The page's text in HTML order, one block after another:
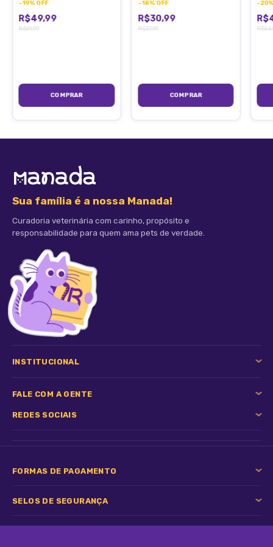
-19%OFF
R$49,99
R$61,99
-18%OFF
R$30,99
R$37,99
-20
Sua família é a nossa Manada!
Curadoria veterinária com carinho, propósito e
responsabilidade para quem ama pets de verdade.
INSTITUCIONAL
FALE COM A GENTE
REDES SOCIAIS
FORMAS DE PAGAMENTO
SELOS DE SEGURANÇA